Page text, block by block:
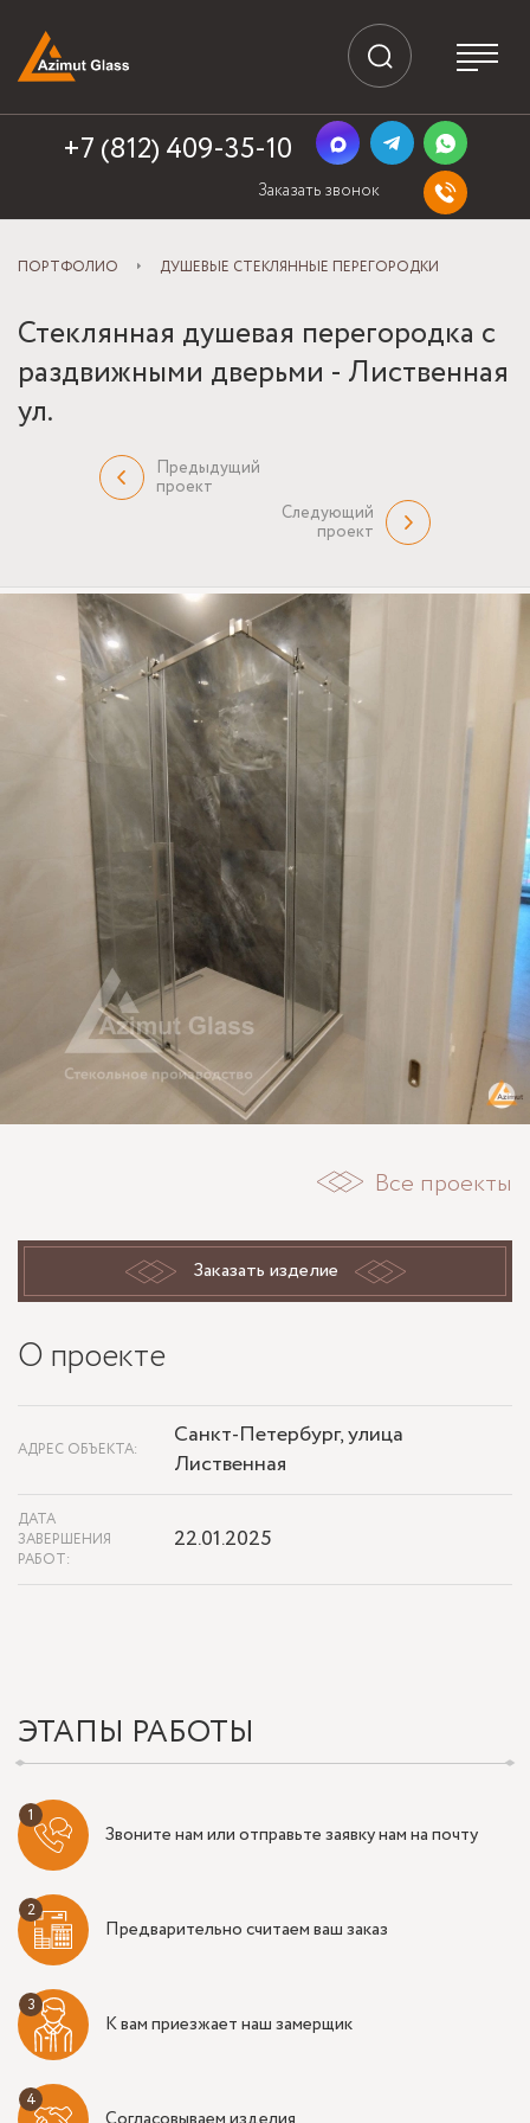
+7 (812) 409-35-10
Заказать звонок
ПОРТФОЛИО ДУШЕВЫЕ СТЕКЛЯННЫЕ ПЕРЕГОРОДКИ
Стеклянная душевая перегородка с
раздвижными дверьми - Лиственная
ул.
Предыдущий
проект
Следующий
проект
Все проекты
Заказать изделие
О проекте
АДРЕС ОБЪЕКТА:
Санкт-Петербург, улица
Лиственная
ДАТА
ЗАВЕРШЕНИЯ
РАБОТ:
22.01.2025
ЭТАПЫ РАБОТЫ
Звоните нам или отправьте заявку нам на почту
Предварительно считаем ваш заказ
К вам приезжает наш замерщик